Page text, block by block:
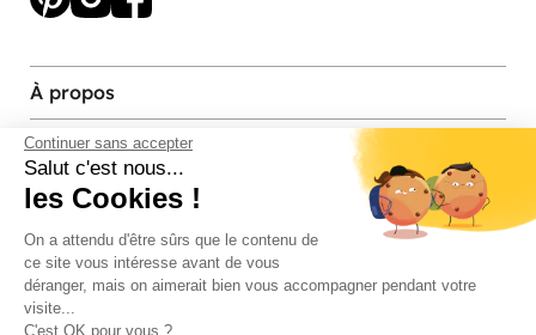
Continuer sans accepter
Salut c'est nous...
les Cookies !
On a attendu d'être sûrs que le contenu de
ce site vous intéresse avant de vous
déranger, mais on aimerait bien vous accompagner pendant votre
visite...
C'est OK pour vous ?
À propos
Services et contact
Magasins et Showrooms
Modes de paiement acceptés